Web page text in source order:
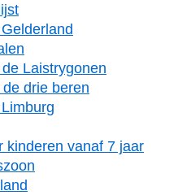
Laistrygonen
drie beren
kinderen vanaf 7 jaar